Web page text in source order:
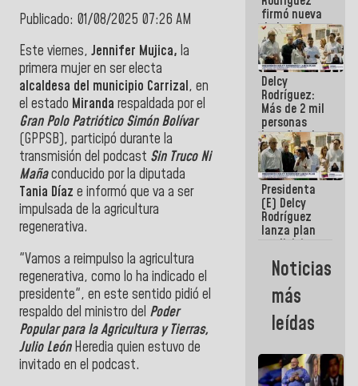
Publicado: 01/08/2025 07:26 AM
Este viernes, Jennifer Mujica, la
primera mujer en ser electa
alcaldesa del municipio Carrizal, en
el estado Miranda respaldada por el
Gran Polo Patriótico Simón Bolívar
(GPPSB), participó durante la
transmisión del podcast Sin Truco Ni
Mañaconducido por la diputada
Tania Díaz e informó que va a ser
impulsada de la agricultura
regenerativa.
"Vamos a reimpulso la agricultura
regenerativa, como lo ha indicado el
presidente", en este sentido pidió el
respaldo del ministro del Poder
Popular para laAgricultura y Tierras,
Julio LeónHeredia quien estuvo de
invitado en el podcast.
firmó nueva
de Ley de
Arrendamiento
aprobada
por la AN
Delcy
Rodríguez:
Más de 2 mil
personas
beneficiadas
con planes
para
atención de
emergencia
sísmica en
la última
semana
Presidenta
(E) Delcy
Rodríguez
lanza plan
crediticio
con subsidio
a Juntas de
Condominio
Noticias
más
leídas